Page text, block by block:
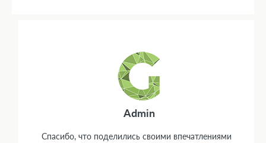
Admin
Спасибо, что поделились своими впечатлениями